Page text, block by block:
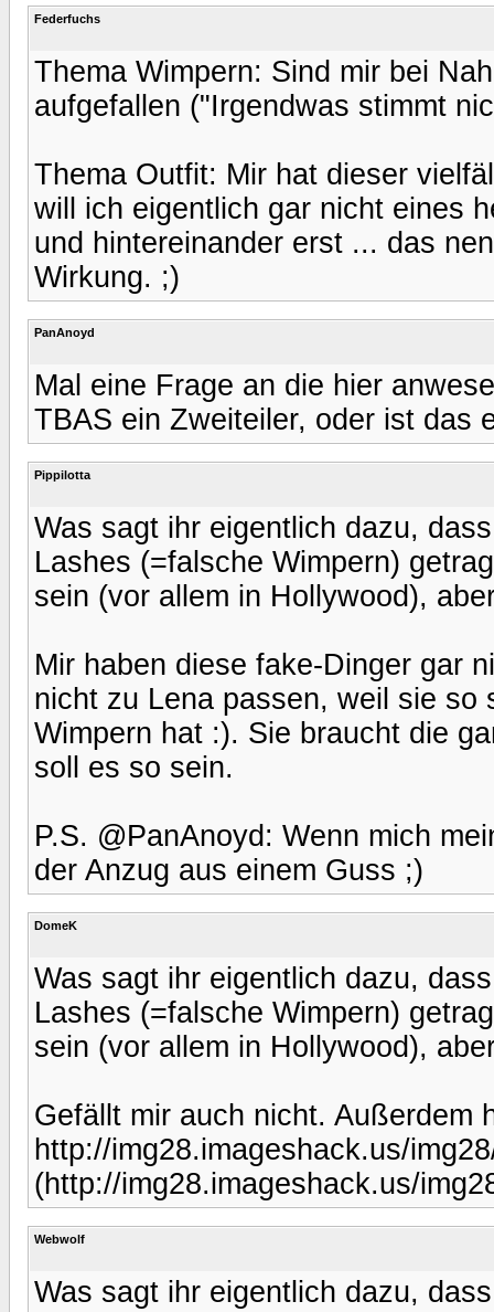
Federfuchs
Thema Wimpern: Sind mir bei
aufgefallen ("Irgendwas stimmt
Thema Outfit: Mir hat dieser
will ich eigentlich gar nicht eines
und hintereinander erst ... das
Wirkung. ;)
PanAnoyd
Mal eine Frage an die hier
TBAS ein Zweiteiler, oder ist das
Pippilotta
Was sagt ihr eigentlich dazu,
Lashes (=falsche Wimpern)
sein (vor allem in Hollywood),
Mir haben diese fake-Dinger gar
nicht zu Lena passen, weil sie so
Wimpern hat :). Sie braucht die
soll es so sein.
P.S. @PanAnoyd: Wenn mich
der Anzug aus einem Guss ;)
DomeK
Was sagt ihr eigentlich dazu,
Lashes (=falsche Wimpern)
sein (vor allem in Hollywood),
Gefällt mir auch nicht. Außerdem
http://img28.imageshack.us/
(http://img28.imageshack.us/
Webwolf
Was sagt ihr eigentlich dazu,